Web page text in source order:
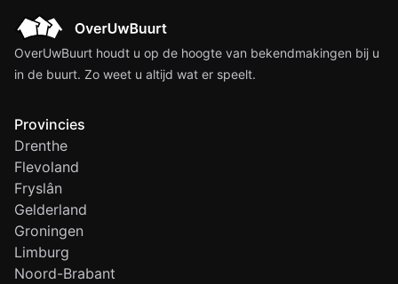
OverUwBuurt houdt u op de hoogte van bekendmakingen bij u
in de buurt. Zo weet u altijd wat er speelt.
Provincies
Drenthe
Flevoland
Fryslân
Gelderland
Groningen
Limburg
Noord-Brabant